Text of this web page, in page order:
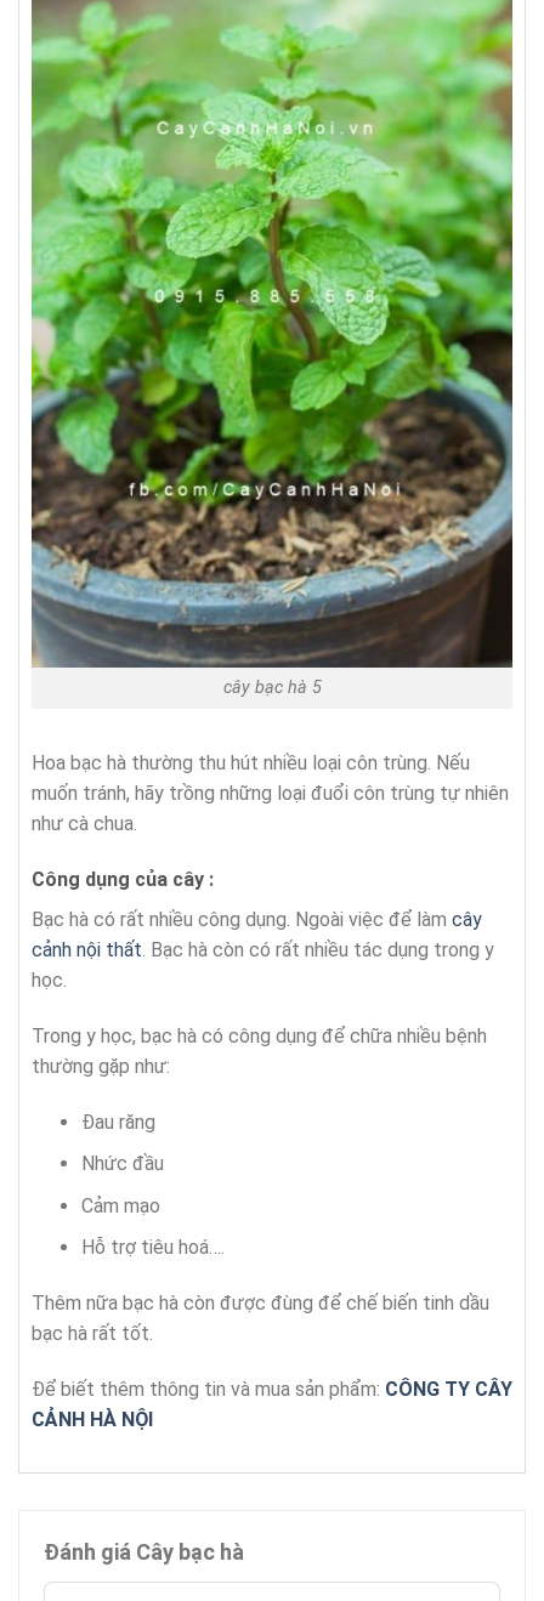
cây bạc hà 5
Hoa bạc hà thường thu hút nhiều loại côn trùng. Nếu
muốn tránh, hãy trồng những loại đuổi côn trùng tự nhiên
như cà chua.
Công dụng của cây :
Bạc hà có rất nhiều công dụng. Ngoài việc để làm cây
cảnh nội thất. Bạc hà còn có rất nhiều tác dụng trong y
học.
Trong y học, bạc hà có công dụng để chữa nhiều bệnh
thường gặp như:
Đau răng
Nhức đầu
Cảm mạo
Hỗ trợ tiêu hoá….
Thêm nữa bạc hà còn được đùng để chế biến tinh dầu
bạc hà rất tốt.
Để biết thêm thông tin và mua sản phẩm: CÔNG TY CÂY
CẢNH HÀ NỘI
Đánh giá Cây bạc hà